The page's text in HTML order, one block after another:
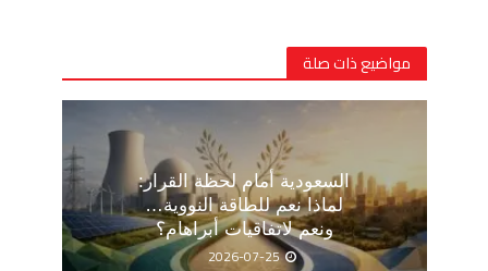
مواضيع ذات صلة
السعودية أمام لحظة القرار:
لماذا نعم للطاقة النووية…
ونعم لاتفاقيات أبراهام؟
2026-07-25